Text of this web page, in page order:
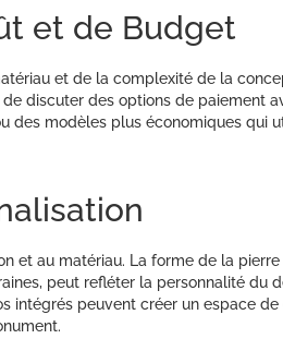
et de Budget
et de la complexité de la
discuter des options de paiement
des modèles plus économiques qui
et au matériau. La forme de la
peut refléter la personnalité du
intégrés peuvent créer un espace